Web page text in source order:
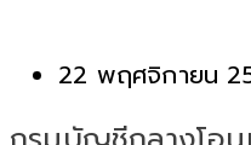
22 พฤศจิกายน